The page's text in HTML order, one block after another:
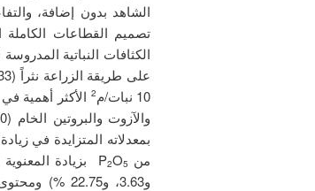
الشاهد بدون إضافة،
تصميم القطاعات الكاملة
الكثافات النباتية المدروسة (10، و13.33، و20
على طريقة الزراعة نثراً (33.33( نبات/م
10 نبات/م
2 الأكثر أهمية
من P
2O5